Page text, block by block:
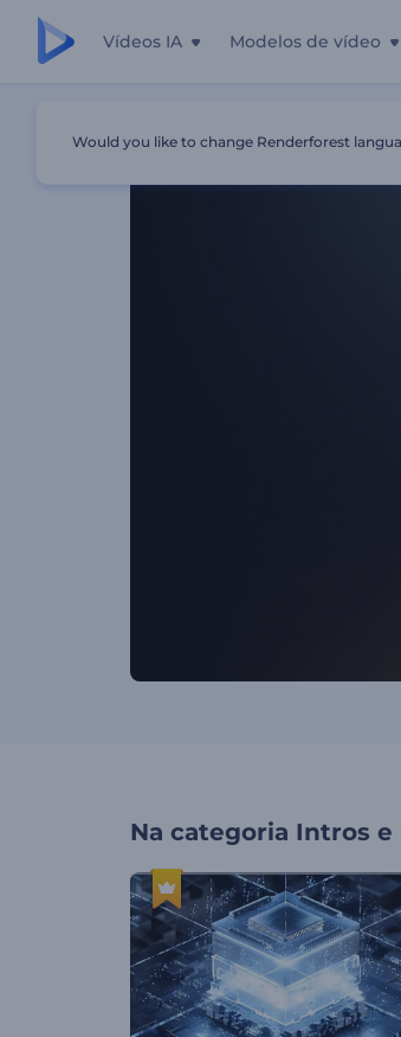
Vídeos IA Modelos de vídeo
Na categoria Intros e
Would you like to change Renderforest